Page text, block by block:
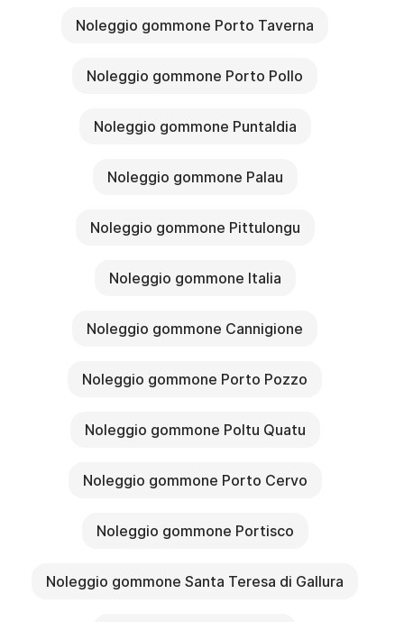
Noleggio gommone Porto Taverna
Noleggio gommone Porto Pollo
Noleggio gommone Puntaldia
Noleggio gommone Palau
Noleggio gommone Pittulongu
Noleggio gommone Italia
Noleggio gommone Cannigione
Noleggio gommone Porto Pozzo
Noleggio gommone Poltu Quatu
Noleggio gommone Porto Cervo
Noleggio gommone Portisco
Noleggio gommone Santa Teresa di Gallura